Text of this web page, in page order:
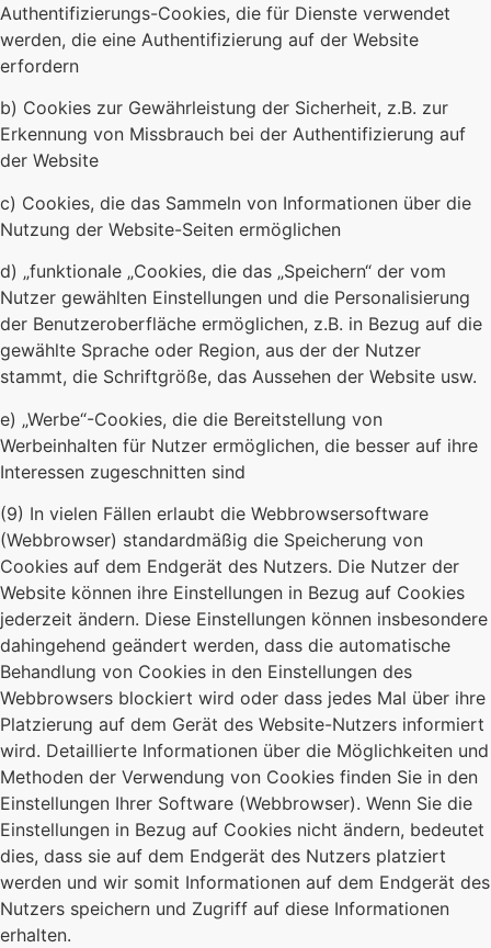
Authentifizierungs-Cookies, die für Dienste verwendet
werden, die eine Authentifizierung auf der Website
erfordern
b) Cookies zur Gewährleistung der Sicherheit, z.B. zur
Erkennung von Missbrauch bei der Authentifizierung auf
der Website
c) Cookies, die das Sammeln von Informationen über die
Nutzung der Website-Seiten ermöglichen
d) „funktionale „Cookies, die das „Speichern“ der vom
Nutzer gewählten Einstellungen und die Personalisierung
der Benutzeroberfläche ermöglichen, z.B. in Bezug auf die
gewählte Sprache oder Region, aus der der Nutzer
stammt, die Schriftgröße, das Aussehen der Website usw.
e) „Werbe“-Cookies, die die Bereitstellung von
Werbeinhalten für Nutzer ermöglichen, die besser auf ihre
Interessen zugeschnitten sind
(9) In vielen Fällen erlaubt die Webbrowsersoftware
(Webbrowser) standardmäßig die Speicherung von
Cookies auf dem Endgerät des Nutzers. Die Nutzer der
Website können ihre Einstellungen in Bezug auf Cookies
jederzeit ändern. Diese Einstellungen können insbesondere
dahingehend geändert werden, dass die automatische
Behandlung von Cookies in den Einstellungen des
Webbrowsers blockiert wird oder dass jedes Mal über ihre
Platzierung auf dem Gerät des Website-Nutzers informiert
wird. Detaillierte Informationen über die Möglichkeiten und
Methoden der Verwendung von Cookies finden Sie in den
Einstellungen Ihrer Software (Webbrowser). Wenn Sie die
Einstellungen in Bezug auf Cookies nicht ändern, bedeutet
dies, dass sie auf dem Endgerät des Nutzers platziert
werden und wir somit Informationen auf dem Endgerät des
Nutzers speichern und Zugriff auf diese Informationen
erhalten.